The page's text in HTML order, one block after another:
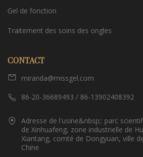
Gel de fonction
Traitement des soins des ongles
CONTACT
miranda@missgel.com
86-20-36689493 / 86-13902408392
Adresse de l'usine&nbsp;: parc
de Xinhuafeng, zone industrielle de
Xiantang, comté de Dongyuan, ville
Chine